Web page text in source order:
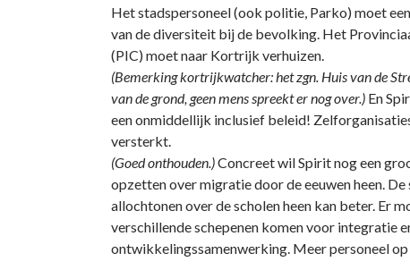
Het stadspersoneel (ook politie, Parko) moet
van de diversiteit bij de bevolking. Het
(PIC) moet naar Kortrijk verhuizen.
(Bemerking kortrijkwatcher: het zgn. Huis van de
van de grond, geen mens spreekt er nog over.) En
een onmiddellijk inclusief beleid!
versterkt.
(Goed onthouden.)Concreet wil Spirit nog een
opzetten over migratie door de eeuwen heen. De
allochtonen over de scholen heen kan beter. Er
verschillende schepenen komen voor integratie
ontwikkelingssamenwerking. Meer personeel